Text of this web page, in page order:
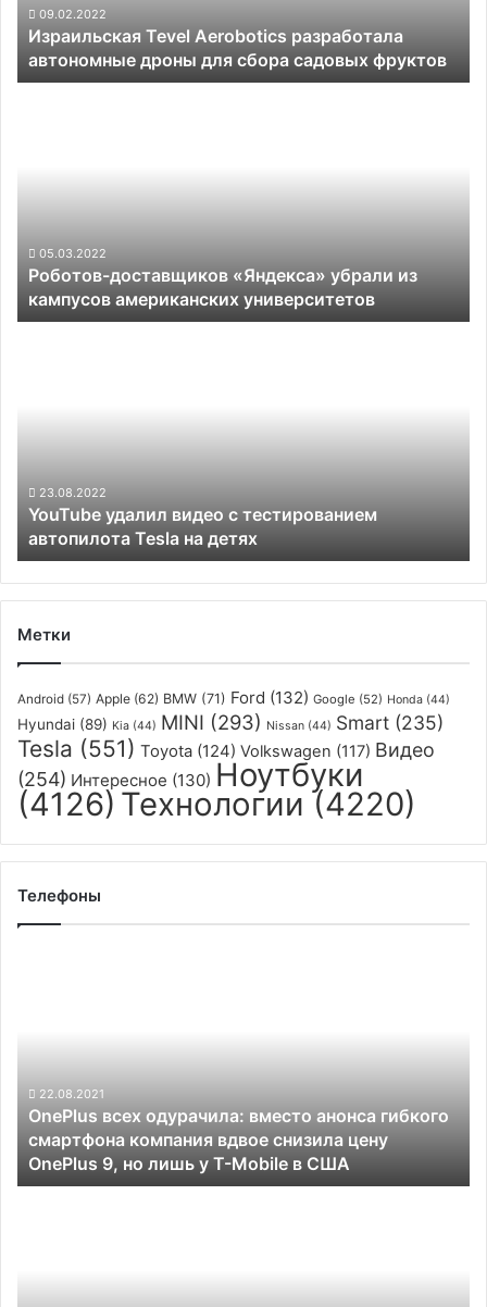
сбора
садовых
фруктов
09.02.2022
Израильская Tevel Aerobotics разработала
автономные дроны для сбора садовых фруктов
университетов
05.03.2022
Роботов-доставщиков «Яндекса» убрали из
кампусов американских университетов
на
детях
23.08.2022
YouTube удалил видео с тестированием
автопилота Tesla на детях
Метки
Android (57) Apple (62) BMW (71) Ford (132) Google (52) Honda (44)
Hyundai (89) Kia (44) MINI (293) Nissan (44) Smart (235)
Tesla (551) Toyota (124) Volkswagen (117) Видео
(254) Интересное (130) Ноутбуки
(4126) Технологии (4220)
Телефоны
смартфона
компания
вдвое
снизила
цену
22.08.2021
OnePlus всех одурачила: вместо анонса гибкого
смартфона компания вдвое снизила цену
OnePlus 9, но лишь у T-Mobile в США